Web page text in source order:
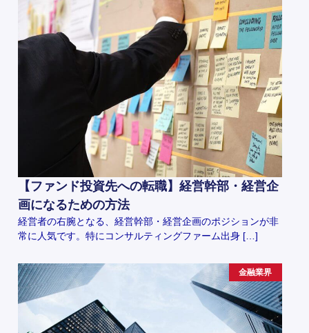
【ファンド投資先への転職】経営幹部・経営企
画になるための方法
経営者の右腕となる、経営幹部・経営企画のポジションが非
常に人気です。特にコンサルティングファーム出身 […]
金融業界